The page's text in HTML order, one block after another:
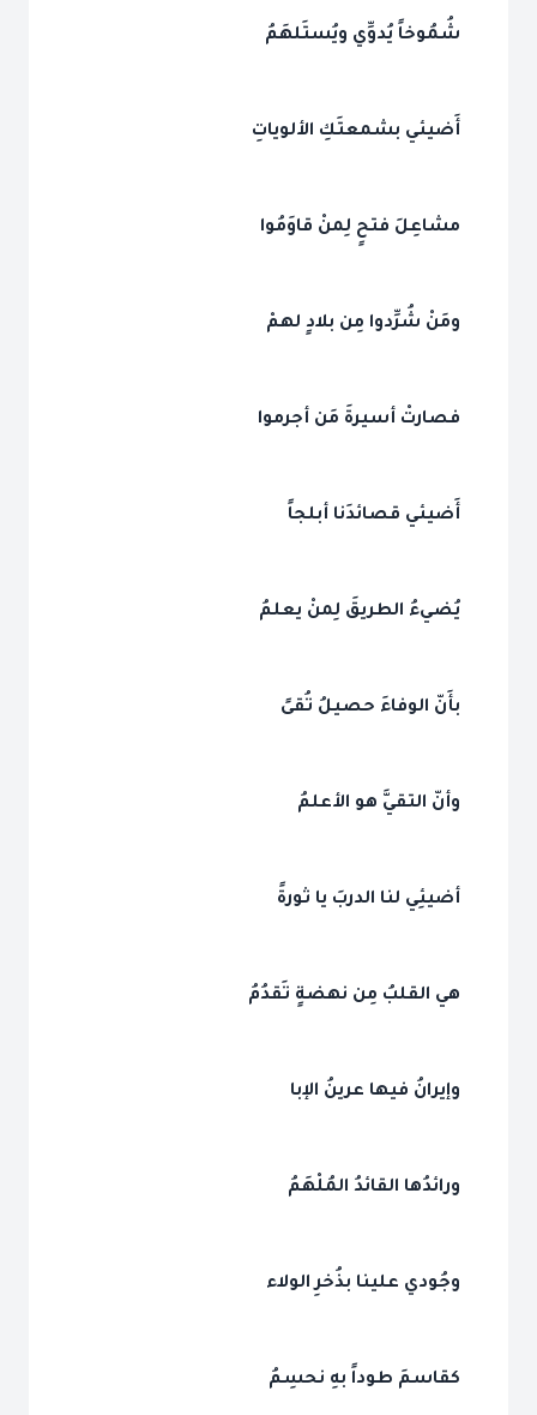
شُمُوخاً يُدوِّي ويُستَلهَمُ
أَضيئي بشمعتَكِ الألوياتِ
مشاعِلَ فتحٍ لِمنْ قاوَمُوا
ومَنْ شُرِّدوا مِن بلادٍ لهمْ
فصارتْ أسيرةَ مَن أجرموا
أَضيئي قصائدَنا أبلجاً
يُضيءُ الطريقَ لِمنْ يعلمُ
بأَنّ الوفاءَ حصيلُ تُقىً
وأنّ التقيَّ هو الأعلمُ
أضيئِي لنا الدربَ يا ثورةً
هي القلبُ مِن نهضةٍ تَقدُمُ
وإيرانُ فيها عرينُ الإبا
ورائدُها القائدُ المُلْهَمُ
وجُودي علينا بذُخرِ الولاء
كقاسمَ طوداً بهِ نحسِمُ